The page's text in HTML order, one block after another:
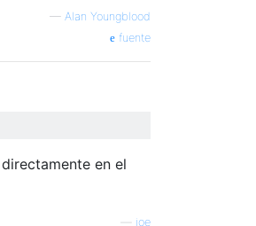
— Alan Youngblood
fuente
en el
joe